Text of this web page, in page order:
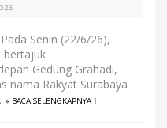
Senin (22/6/26),
bertajuk
Gedung Grahadi,
nama Rakyat Surabaya
» BACA SELENGKAPNYA ]